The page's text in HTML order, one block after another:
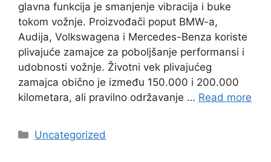
glavna funkcija je smanjenje vibracija i buke
tokom vožnje. Proizvođači poput BMW-a,
Audija, Volkswagena i Mercedes-Benza koriste
plivajuće zamajce za poboljšanje performansi i
udobnosti vožnje. Životni vek plivajućeg
zamajca obično je između 150.000 i 200.000
kilometara, ali pravilno održavanje … Read more
Categories
Uncategorized